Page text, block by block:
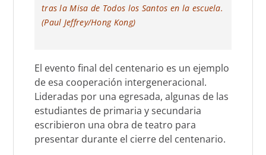
tras la Misa de Todos los Santos en la escuela.
(Paul Jeffrey/Hong Kong)
El evento final del centenario es un ejemplo
de esa cooperación intergeneracional.
Lideradas por una egresada, algunas de las
estudiantes de primaria y secundaria
escribieron una obra de teatro para
presentar durante el cierre del centenario.